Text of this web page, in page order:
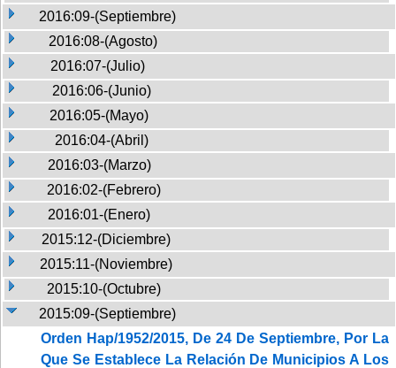
2016:09-(Septiembre)
2016:08-(Agosto)
2016:07-(Julio)
2016:06-(Junio)
2016:05-(Mayo)
2016:04-(Abril)
2016:03-(Marzo)
2016:02-(Febrero)
2016:01-(Enero)
2015:12-(Diciembre)
2015:11-(Noviembre)
2015:10-(Octubre)
2015:09-(Septiembre)
Orden Hap/1952/2015, De 24 De Septiembre, Por La
Que Se Establece La Relación De Municipios A Los